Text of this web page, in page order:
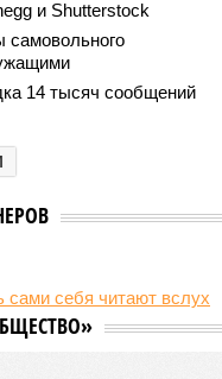
и Shutterstock
14 тысяч сообщений